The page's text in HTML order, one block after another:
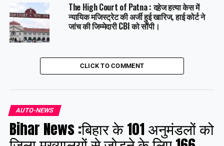
The High Court of Patna : दहेज हत्या केस में
न्यायिक मजिस्ट्रेट की अर्जी हुई खारिज, हाई कोर्ट ने
जांच की जिम्मेदारी CBI को सौंपी।
CLICK TO COMMENT
AUTO-NEWS
Bihar News :बिहार के 101 अनुमंडलों को